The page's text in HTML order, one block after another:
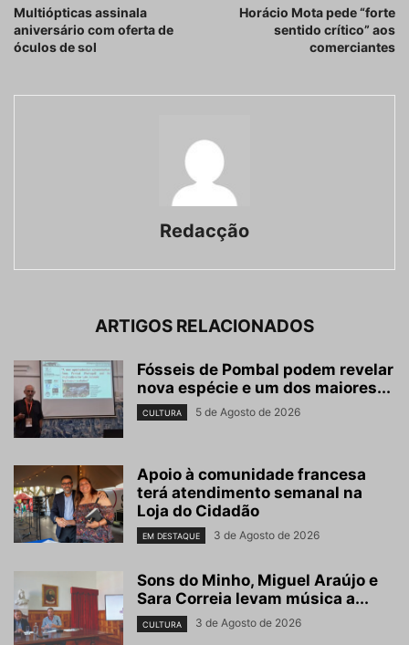
Multiópticas assinala
aniversário com oferta de
óculos de sol
Horácio Mota pede “forte
sentido crítico” aos
comerciantes
Redacção
ARTIGOS RELACIONADOS
Fósseis de Pombal podem revelar
nova espécie e um dos maiores...
CULTURA 5 de Agosto de 2026
Apoio à comunidade francesa
terá atendimento semanal na
Loja do Cidadão
EM DESTAQUE 3 de Agosto de 2026
Sons do Minho, Miguel Araújo e
Sara Correia levam música a...
CULTURA 3 de Agosto de 2026